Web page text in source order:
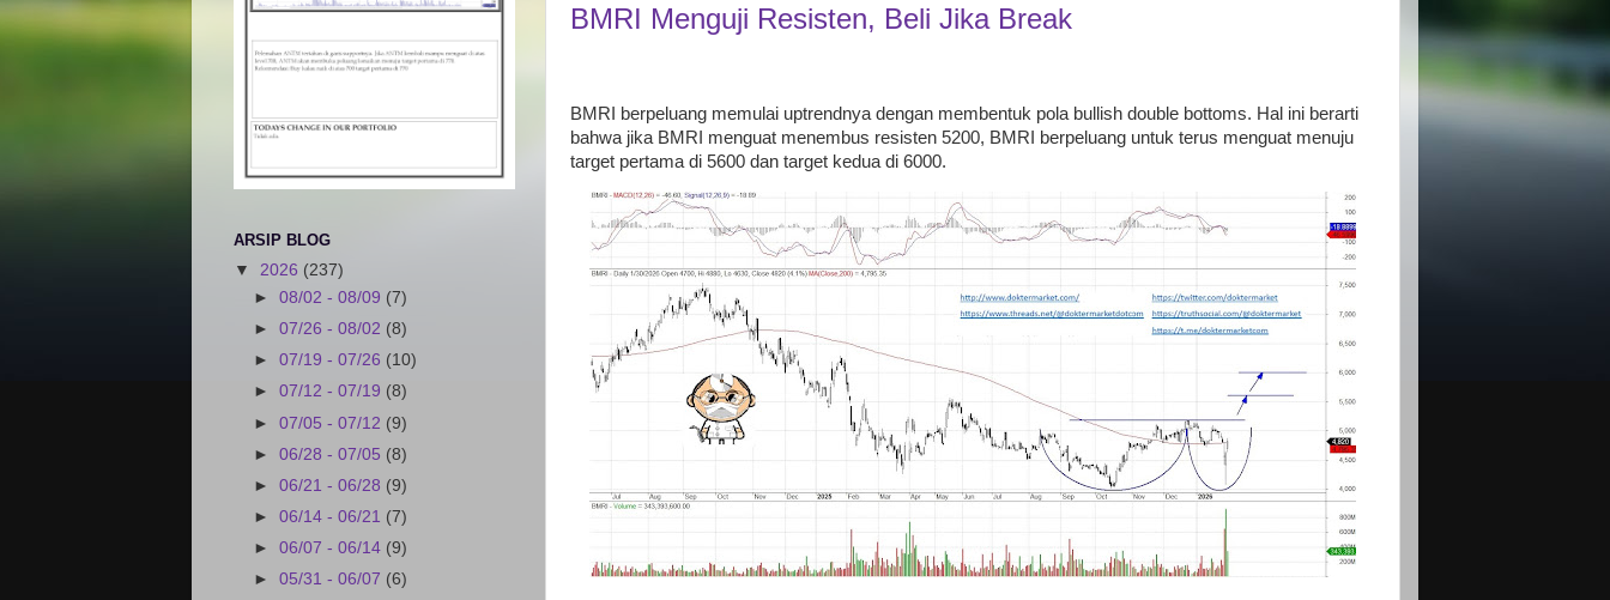
BMRI Menguji Resisten, Beli Jika Break
BMRI berpeluang memulai uptrendnya dengan membentuk pola bullish double bottoms. Hal ini berarti
bahwa jika BMRI menguat menembus resisten 5200, BMRI berpeluang untuk terus menguat menuju
target pertama di 5600 dan target kedua di 6000.
ARSIP BLOG
▼ 2026 (237)
►08/02 - 08/09 (7)
►07/26 - 08/02 (8)
►07/19 - 07/26 (10)
►07/12 - 07/19 (8)
►07/05 - 07/12 (9)
►06/28 - 07/05 (8)
►06/21 - 06/28 (9)
►06/14 - 06/21 (7)
►06/07 - 06/14 (9)
►05/31 - 06/07 (6)